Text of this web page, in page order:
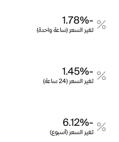
-1.78%
تغير السعر (ساعة واحدة)
-1.45%
تغير السعر (24 ساعة)
-6.12%
تغير السعر (أسبوع)